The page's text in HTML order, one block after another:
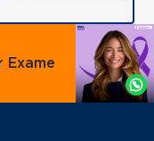
Agende
por
Whatsapp
Exame